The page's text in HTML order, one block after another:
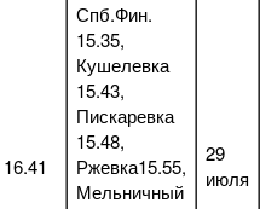
16.41
Спб.Фин.
15.35,
Кушелевка
15.43,
Пискаревка
15.48,
Ржевка15.55,
Мельничный
29
июля